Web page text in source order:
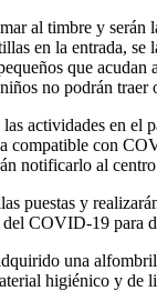
al timbre y
en la entrada,
que
no podrán traer
actividades en
compatible con
notificarlo al
puestas y
COVID-19 para
una
higiénico y de